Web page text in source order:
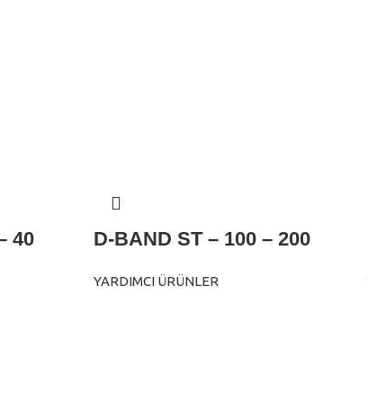
40 D-BAND ST – 100 – 200
YARDIMCI ÜRÜNLER